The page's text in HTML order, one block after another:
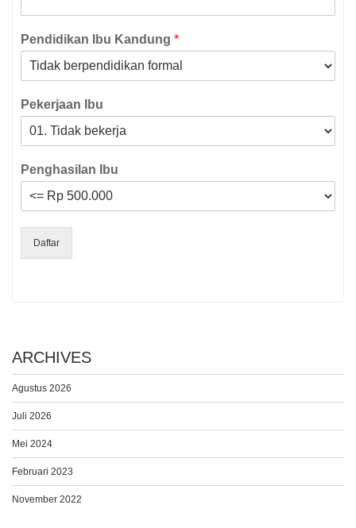
Pendidikan Ibu Kandung *
Pekerjaan Ibu
Penghasilan Ibu
Daftar
ARCHIVES
Agustus 2026
Juli 2026
Mei 2024
Februari 2023
November 2022